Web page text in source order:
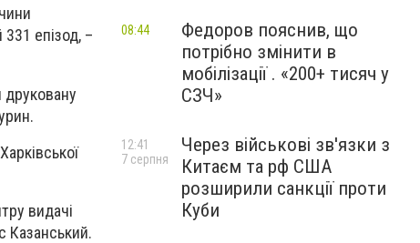
епізод, –
друковану
видачі
Казанський.
Федоров пояснив, що
потрібно змінити в
мобілізації . «200+ тисяч у
СЗЧ»
08:44
Через військові зв'язки з
Китаєм та рф США
розширили санкції проти
Куби
12:41
7 серпня